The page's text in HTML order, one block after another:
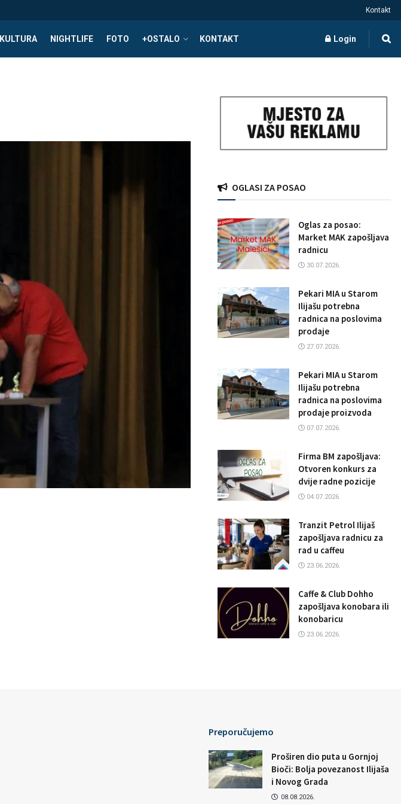
Kontakt
KULTURA NIGHTLIFE FOTO +OSTALO KONTAKT Login
OGLASI ZA POSAO
Oglas za posao:
Market MAK zapošljava
radnicu
30.07.2026.
Pekari MIA u Starom
Ilijašu potrebna
radnica na poslovima
prodaje
27.07.2026.
Pekari MIA u Starom
Ilijašu potrebna
radnica na poslovima
prodaje proizvoda
07.07.2026.
Firma BM zapošljava:
Otvoren konkurs za
dvije radne pozicije
04.07.2026.
Tranzit Petrol Ilijaš
zapošljava radnicu za
rad u caffeu
23.06.2026.
Caffe & Club Dohho
zapošljava konobara ili
konobaricu
23.06.2026.
Preporučujemo
Proširen dio puta u Gornjoj
Bioči: Bolja povezanost Ilijaša
i Novog Grada
08.08.2026.